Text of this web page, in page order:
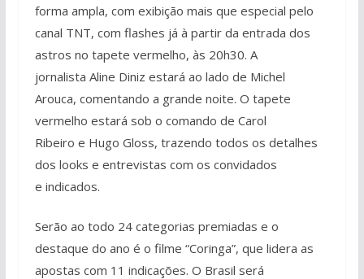
forma ampla, com exibição mais que especial pelo
canal TNT, com flashes já à partir da entrada dos
astros no tapete vermelho, às 20h30. A
jornalista Aline Diniz estará ao lado de Michel
Arouca, comentando a grande noite. O tapete
vermelho estará sob o comando de Carol
Ribeiro e Hugo Gloss, trazendo todos os detalhes
dos looks e entrevistas com os convidados
e indicados.
Serão ao todo 24 categorias premiadas e o
destaque do ano é o filme “Coringa”, que lidera as
apostas com 11 indicações. O Brasil será